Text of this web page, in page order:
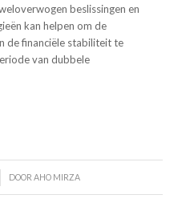
beslissingen en
kan helpen om de
de financiële stabiliteit te
van dubbele
DOOR AHO MIRZA